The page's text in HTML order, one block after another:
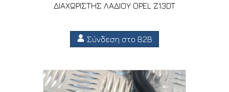
ΔΙΑΧΩΡΙΣΤΗΣ ΛΑΔΙΟΥ OPEL Z13DT
Σύνδεση στο B2B